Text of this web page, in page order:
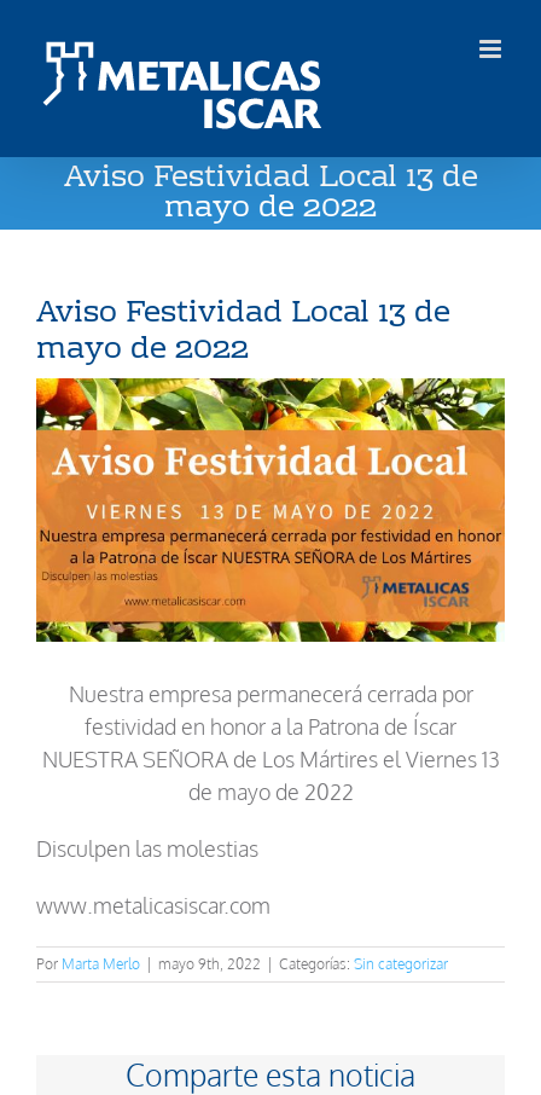
contenido
Aviso Festividad Local 13 de
mayo de 2022
Aviso Festividad Local 13 de
mayo de 2022
Ver
imagen
más
grande
Nuestra empresa permanecerá cerrada por
festividad en honor a la Patrona de Íscar
NUESTRA SEÑORA de Los Mártires el Viernes 13
de mayo de 2022
Disculpen las molestias
www.metalicasiscar.com
Por Marta Merlo mayo 9th, 2022 Categorías: Sin categorizar
Comparte esta noticia